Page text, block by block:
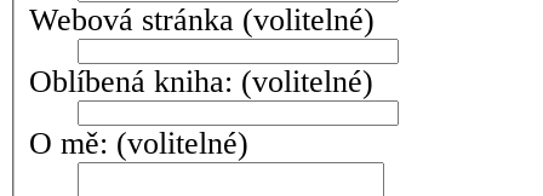
Webová stránka (volitelné)
Oblíbená kniha: (volitelné)
O mě: (volitelné)